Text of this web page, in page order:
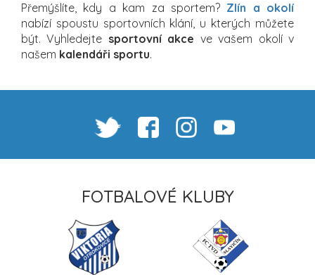
Přemýšlíte, kdy a kam za sportem? Zlín a okolí
nabízí spoustu sportovních klání, u kterých můžete
být. Vyhledejte sportovní akce ve vašem okolí v
našem kalendáři sportu.
FOTBALOVÉ KLUBY